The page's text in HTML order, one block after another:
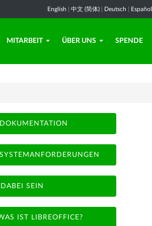
English 中文 (简体) Deutsch Español
MITARBEIT ÜBER UNS SPENDE
DOKUMENTATION
SYSTEMANFORDERUNGEN
DABEI SEIN
IST LIBREOFFICE?